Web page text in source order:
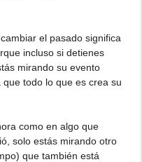
el pasado significa
incluso si detienes
mirando su evento
todo lo que es crea su
como en algo que
solo estás mirando otro
que también está